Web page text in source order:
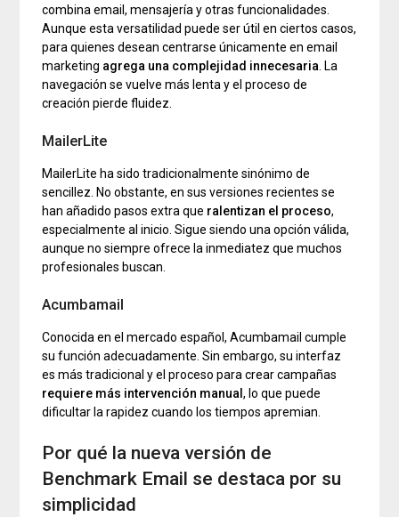
combina email, mensajería y otras funcionalidades.
Aunque esta versatilidad puede ser útil en ciertos casos,
para quienes desean centrarse únicamente en email
marketing agrega una complejidad innecesaria. La
navegación se vuelve más lenta y el proceso de
creación pierde fluidez.
MailerLite
MailerLite ha sido tradicionalmente sinónimo de
sencillez. No obstante, en sus versiones recientes se
han añadido pasos extra que ralentizan el proceso,
especialmente al inicio. Sigue siendo una opción válida,
aunque no siempre ofrece la inmediatez que muchos
profesionales buscan.
Acumbamail
Conocida en el mercado español, Acumbamail cumple
su función adecuadamente. Sin embargo, su interfaz
es más tradicional y el proceso para crear campañas
requiere más intervención manual, lo que puede
dificultar la rapidez cuando los tiempos apremian.
Por qué la nueva versión de
Benchmark Email se destaca por su
simplicidad